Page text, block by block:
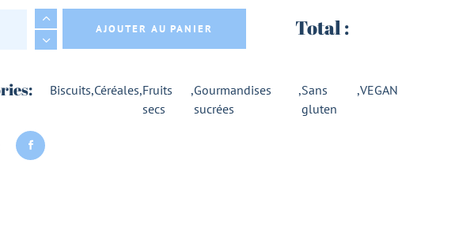
BALLS A LA MANGUE AB - SUPERSEC quantity
AJOUTER AU PANIER Total :
Biscuits,Céréales,Fruits
secs
,Gourmandises
sucrées
,Sans
gluten
,VEGAN